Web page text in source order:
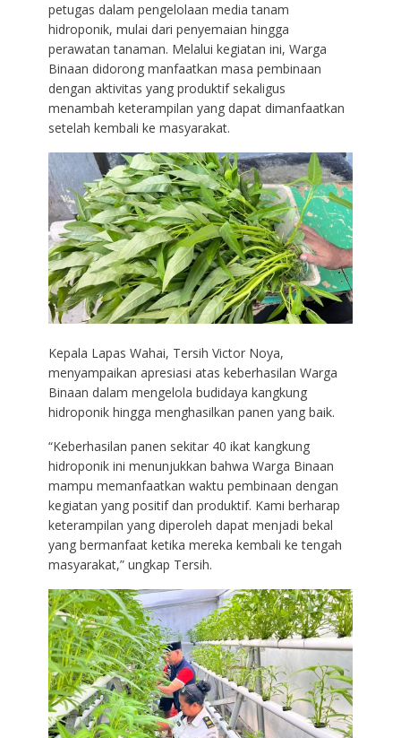
petugas dalam pengelolaan media tanam
hidroponik, mulai dari penyemaian hingga
perawatan tanaman. Melalui kegiatan ini, Warga
Binaan didorong manfaatkan masa pembinaan
dengan aktivitas yang produktif sekaligus
menambah keterampilan yang dapat dimanfaatkan
setelah kembali ke masyarakat.
Kepala Lapas Wahai, Tersih Victor Noya,
menyampaikan apresiasi atas keberhasilan Warga
Binaan dalam mengelola budidaya kangkung
hidroponik hingga menghasilkan panen yang baik.
“Keberhasilan panen sekitar 40 ikat kangkung
hidroponik ini menunjukkan bahwa Warga Binaan
mampu memanfaatkan waktu pembinaan dengan
kegiatan yang positif dan produktif. Kami berharap
keterampilan yang diperoleh dapat menjadi bekal
yang bermanfaat ketika mereka kembali ke tengah
masyarakat,” ungkap Tersih.